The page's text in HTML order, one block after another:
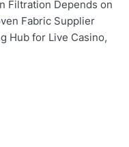
Filtration Depends on
Fabric Supplier
Hub for Live Casino,